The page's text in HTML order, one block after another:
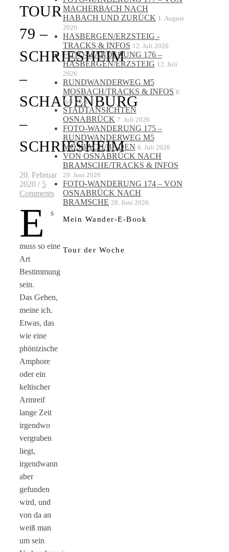
TOUR
79 –
SCHRIESHEIM
–
SCHAUENBURG
–
SCHRIESHEIM
20. Februar
2020 / 5
Comments
E s
muss so eine
Art
Bestimmung
sein.
Das Gehen,
meine ich.
Etwas, das
wie eine
phönizische
Amphore
oder ein
keltischer
Armreif
lange Zeit
irgendwo
vergraben
liegt,
irgendwann
aber
gefunden
wird, und
von da an
weiß man
um sein
MACHERBACH NACH
HABACH UND ZURÜCK 1. August
2026
HASBERGEN/ERZSTEIG -
TRACKS & INFOS 12. Juli 2026
FOTO-WANDERUNG 176 –
HASBERGEN/ERZSTEIG 12. Juli
2026
RUNDWANDERWEG M5
MOSBACH/TRACKS & INFOS 8.
Juli 2026
STADTANSICHTEN
OSNABRÜCK 7. Juli 2026
FOTO-WANDERUNG 175 –
RUNDWANDERWEG M5
MOSBACH/BADEN 6. Juli 2026
VON OSNABRÜCK NACH
BRAMSCHE/TRACKS & INFOS
29. Juni 2026
FOTO-WANDERUNG 174 – VON
OSNABRÜCK NACH
BRAMSCHE 28. Juni 2026
Mein Wander-E-Book
Tour der Woche